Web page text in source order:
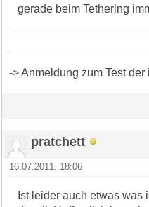
gerade beim Tethering
-> Anmeldung zum Test
pratchett
16.07.2011, 18:06
Ist leider auch etwas was